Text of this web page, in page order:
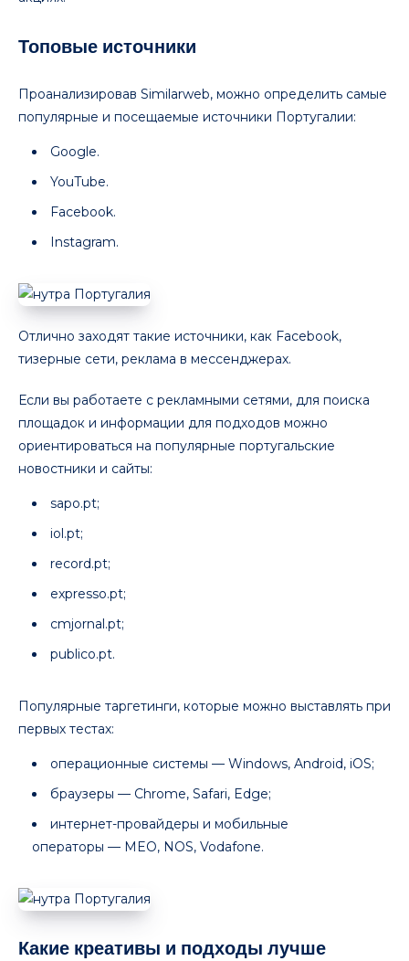
Топовые источники
Проанализировав Similarweb, можно определить самые
популярные и посещаемые источники Португалии:
Google.
YouTube.
Facebook.
Instagram.
Отлично заходят такие источники, как Facebook,
тизерные сети, реклама в мессенджерах.
Если вы работаете с рекламными сетями, для поиска
площадок и информации для подходов можно
ориентироваться на популярные португальские
новостники и сайты:
sapo.pt;
iol.pt;
record.pt;
expresso.pt;
cmjornal.pt;
publico.pt.
Популярные таргетинги, которые можно выставлять при
первых тестах:
операционные системы — Windows, Android, iOS;
браузеры — Chrome, Safari, Edge;
интернет-провайдеры и мобильные
операторы — MEO, NOS, Vodafone.
Какие креативы и подходы лучше